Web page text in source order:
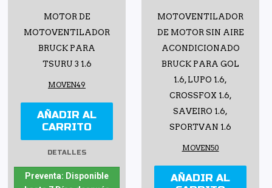
MOTOR DE
MOTOVENTILADOR
BRUCK PARA
TSURU 3 1.6
MOVEN49
AÑADIR AL
CARRITO
DETALLES
Preventa: Disponible
MOTOVENTILADOR
DE MOTOR SIN AIRE
ACONDICIONADO
BRUCK PARA GOL
1.6, LUPO 1.6,
CROSSFOX 1.6,
SAVEIRO 1.6,
SPORTVAN 1.6
MOVEN50
AÑADIR AL